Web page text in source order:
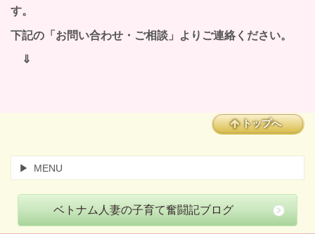
す。
下記の「お問い合わせ・ご相談」よりご連絡ください。
⇓
トップへ
MENU
ベトナム人妻の子育て奮闘記ブログ